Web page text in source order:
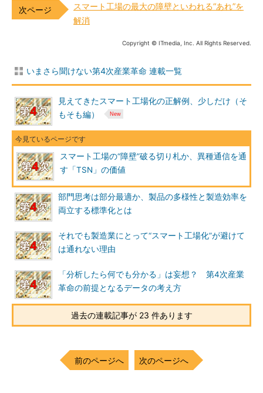
スマート工場の最大の障壁といわれる“あれ”を
解消
Copyright © ITmedia, Inc. All Rights Reserved.
いまさら聞けない第4次産業革命 連載一覧
見えてきたスマート工場化の正解例、少しだけ（そ
もそも編）
スマート工場の“障壁”破る切り札か、異種通信を通
す「TSN」の価値
部門思考は部分最適か、製品の多様性と製造効率を
両立する標準化とは
それでも製造業にとって“スマート工場化”が避けて
は通れない理由
「分析したら何でも分かる」は妄想？ 第4次産業
革命の前提となるデータの考え方
過去の連載記事が 23 件あります
前のページへ 次のページへ